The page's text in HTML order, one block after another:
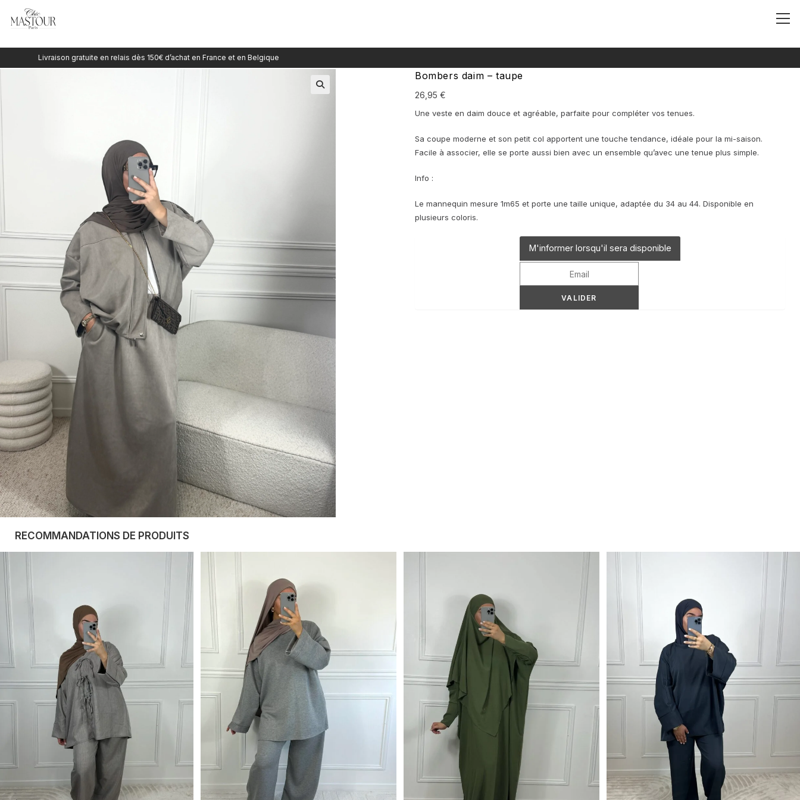
to
Livraison gratuite en relais dès 150€ d’achat en France et en Belgique
Bombers daim – taupe
26,95 €
Une veste en daim douce et agréable, parfaite pour compléter vos tenues.
Sa coupe moderne et son petit col apportent une touche tendance, idéale pour la mi-saison.
Facile à associer, elle se porte aussi bien avec un ensemble qu’avec une tenue plus simple.
Info :
Le mannequin mesure 1m65 et porte une taille unique, adaptée du 34 au 44. Disponible en
plusieurs coloris.
M'informer lorsqu'il sera disponible
RECOMMANDATIONS DE PRODUITS